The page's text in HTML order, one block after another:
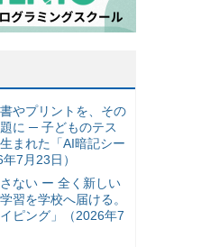
やプリントを、その
に ─ 子どものテス
まれた「AI暗記シー
7月23日）
ない ー 全く新しい
習を学校へ届ける。
イピング」（2026年7